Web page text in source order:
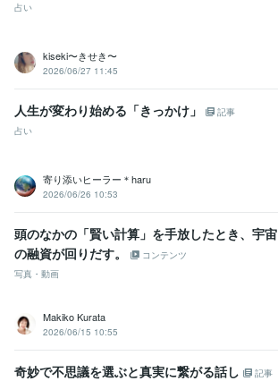
占い
kiseki〜きせき〜
2026/06/27 11:45
人生が変わり始める「きっかけ」
記事
占い
寄り添いヒーラー＊haru
2026/06/26 10:53
頭のなかの「賢い計算」を手放したとき、宇宙
の融資が回りだす。
コンテンツ
写真・動画
Makiko Kurata
2026/06/15 10:55
奇妙で不思議を選ぶと真実に繋がる話し
記事